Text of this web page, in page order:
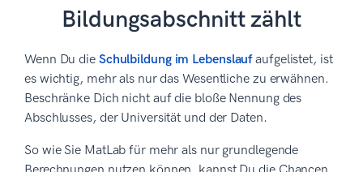
Bildungsabschnitt zählt
Wenn Du die Schulbildung im Lebenslaufaufgelistet, ist
es wichtig, mehr als nur das Wesentliche zu erwähnen.
Beschränke Dich nicht auf die bloße Nennung des
Abschlusses, der Universität und der Daten.
So wie Sie MatLab für mehr als nur grundlegende